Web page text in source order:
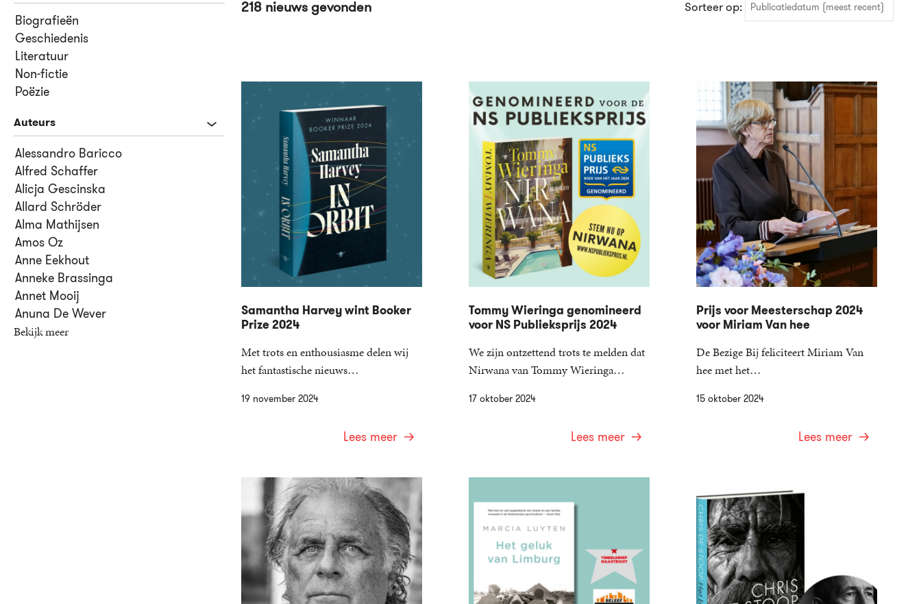
Biografieën
Geschiedenis
Literatuur
Non-fictie
Poëzie
Auteurs
Alessandro Baricco
Alfred Schaffer
Alicja Gescinska
Allard Schröder
Alma Mathijsen
Amos Oz
Anne Eekhout
Anneke Brassinga
Annet Mooij
Anuna De Wever
Bekijk meer
218 nieuws gevonden Sorteer op: Publicatiedatum (meest recent)
19 november 2024
Samantha Harvey wint Booker
Prize 2024
Met trots en enthousiasme delen wij
het fantastische nieuws…
Lees meer
17 oktober 2024
Tommy Wieringa genomineerd
voor NS Publieksprijs 2024
We zijn ontzettend trots te melden dat
Nirwana van Tommy Wieringa…
Lees meer
15 oktober 2024
Prijs voor Meesterschap 2024
voor Miriam Van hee
De Bezige Bij feliciteert Miriam Van
hee met het…
Lees meer